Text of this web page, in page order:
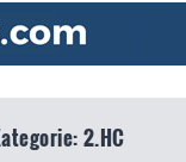
2.HC